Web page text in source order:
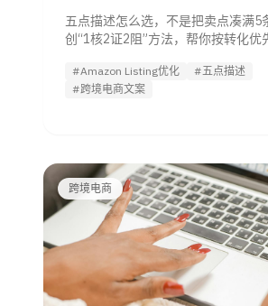
五点描述怎么选，不是把卖点凑满5
创“1核2证2阻”方法，帮你按转化优
估团队与工具方案。
#Amazon Listing优化
#五点描述
#跨境电商文案
跨境电商